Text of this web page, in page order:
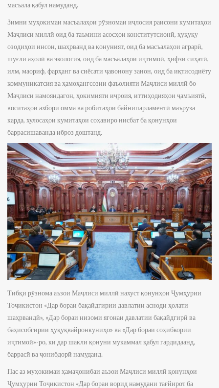
масъала қабул намуданд.
Зимни муҳокимаи масъалаҳои рӯзномаи иҷлосия раисони кумитаҳои
Маҷлиси миллӣ оид ба таъми­ни асос­ҳои конститутсионӣ, ҳуқуқу
озоди­ҳои инсон, шаҳр­ванд ва қонуният, оид ба масъалаҳои аграрӣ,
шуғли аҳолӣ ва экология, оид ба масъала­ҳои иҷтимоӣ, ҳифзи сиҳатӣ,
илм, мао­риф, фарҳанг ва сиёсати ҷавонону занон, оид ба иқтисодиёту
коммуникатсия ва ҳам­­­оҳанг­со­зии фаъолияти Маҷлиси миллӣ бо
Маҷлиси на­мо­­ян­да­­гон, ҳо­ки­ми­яти иҷроия, иттиҳодияҳои ҷамъия­тӣ,
воситаҳои ахбори омма ва робитаҳои байни­пар­ламентӣ маъруза
карда, хулосаҳои кумитаҳои соҳавиро нисбат ба қонунҳои
баррасишаванда иброз доштанд.
Тибқи рӯзнома аъзои Маҷлиси миллӣ нахуст қонунҳои Ҷумҳурии
Тоҷикистон «Дар бораи бақайдгирии давлатии асноди ҳолати
шаҳрвандӣ», «Дар бораи низоми ягонаи давлатии бақайдгирӣ ва
баҳисобгирии ҳуқуқвайронкуниҳо» ва «Дар бораи соҳибкории
иҷтимоӣ»-ро, ки дар шакли қонуни мукаммал қабул гардидаанд,
баррасӣ ва ҷонибдорӣ намуданд.
Пас аз муҳокимаи ҳамаҷонибаи аъзои Маҷлиси миллӣ қонунҳои
Ҷумҳурии Тоҷикистон «Дар бораи ворид намудани тағйирот ба